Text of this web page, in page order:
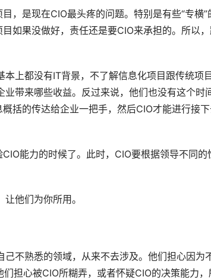
，是现在CIO最头疼的问题。特别是有些“专横”
如果没做好，责任还是要CIO来承担的。所以
上都没有IT背景，不了解信息化项目跟传统项
带来哪些收益。反过来说，他们也没有这个时
括的传达给企业一把手，然后CIO才能进行接
能力的时候了。此时，CIO要根据领导不同的
他们为你所用。
不熟悉的领域，从来不去涉及。他们担心因为
担心被CIO所糊弄，或者怀疑CIO的决策能力，